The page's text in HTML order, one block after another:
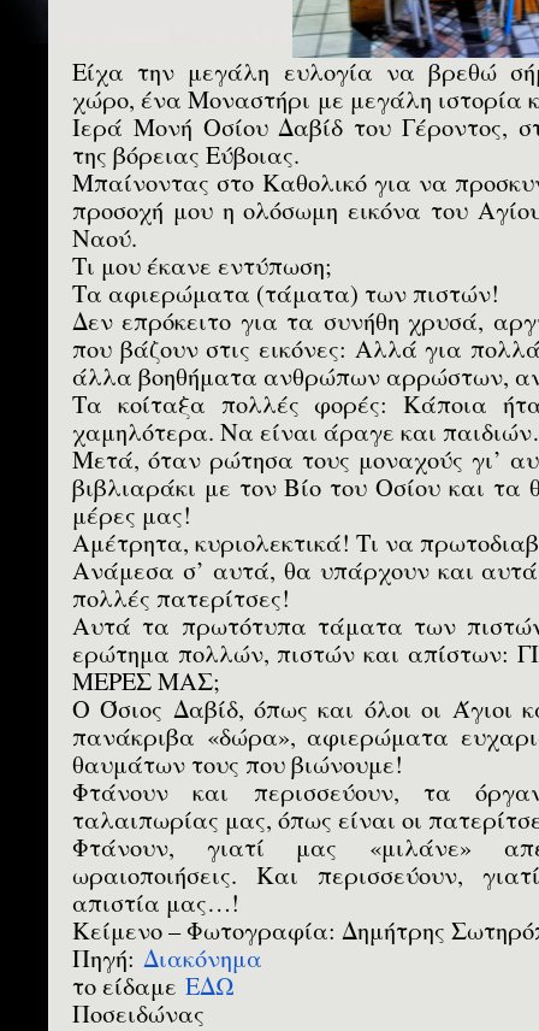
Είχα την μεγάλη ευλογία να βρεθώ
χώρο, ένα Μοναστήρι με μεγάλη ιστορία
Ιερά Μονή Οσίου Δαβίδ του Γέροντος,
της βόρειας Εύβοιας.
Μπαίνοντας στο Καθολικό για να
προσοχή μου η ολόσωμη εικόνα του
Ναού.
Τι μου έκανε εντύπωση;
Τα αφιερώματα (τάματα) των πιστών!
Δεν επρόκειτο για τα συνήθη χρυσά,
που βάζουν στις εικόνες: Αλλά για
άλλα βοηθήματα ανθρώπων αρρώστων,
Τα κοίταξα πολλές φορές: Κάποια
χαμηλότερα. Να είναι άραγε και
Μετά, όταν ρώτησα τους μοναχούς γι’
βιβλιαράκι με τον Βίο του Οσίου και τα
μέρες μας!
Αμέτρητα, κυριολεκτικά! Τι να
Ανάμεσα σ’ αυτά, θα υπάρχουν και αυτά
πολλές πατερίτσες!
Αυτά τα πρωτότυπα τάματα των
ερώτημα πολλών, πιστών και
ΜΕΡΕΣ ΜΑΣ;
Ο Όσιος Δαβίδ, όπως και όλοι οι Άγιοι
πανάκριβα «δώρα», αφιερώματα
θαυμάτων τους που βιώνουμε!
Φτάνουν και περισσεύουν, τα
ταλαιπωρίας μας, όπως είναι οι
Φτάνουν, γιατί μας «μιλάνε»
ωραιοποιήσεις. Και περισσεύουν,
απιστία μας…!
Κείμενο – Φωτογραφία: Δημήτρης
Πηγή: Διακόνημα
το είδαμε ΕΔΩ
Ποσειδώνας